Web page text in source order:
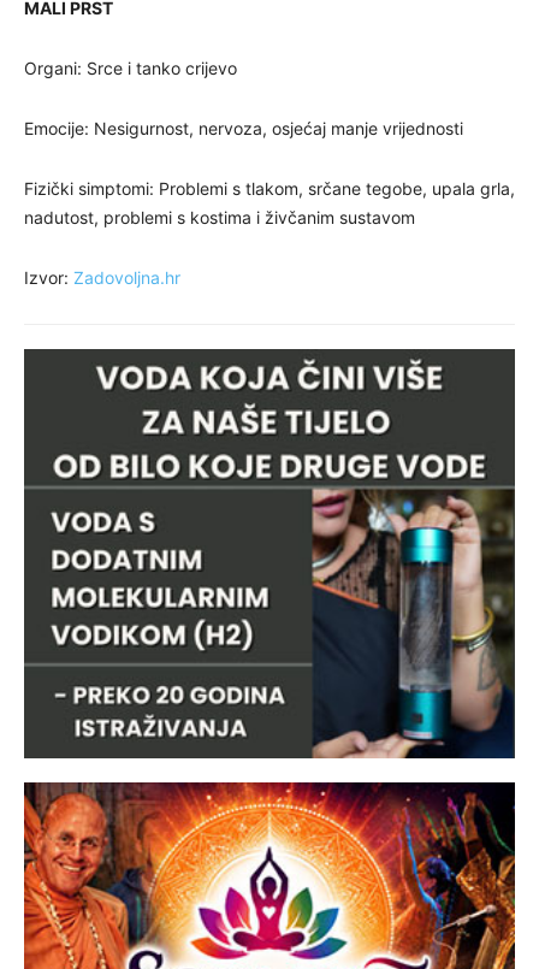
MALI PRST
Organi: Srce i tanko crijevo
Emocije: Nesigurnost, nervoza, osjećaj manje vrijednosti
Fizički simptomi: Problemi s tlakom, srčane tegobe, upala grla,
nadutost, problemi s kostima i živčanim sustavom
Izvor: Zadovoljna.hr